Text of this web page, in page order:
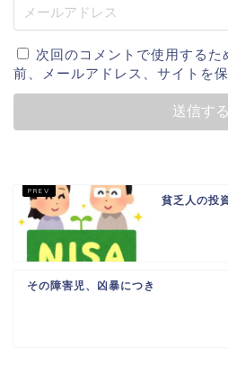
次回のコメントで使用するた
前、メールアドレス、サイトを保
貧乏人の投
その障害児、凶暴につき